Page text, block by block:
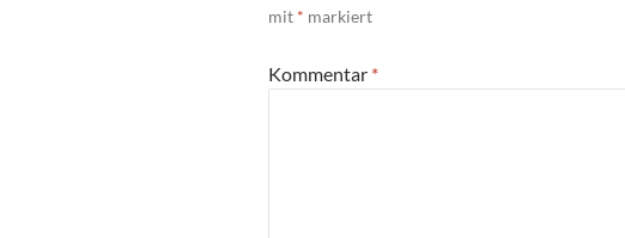
mit * markiert
Kommentar *